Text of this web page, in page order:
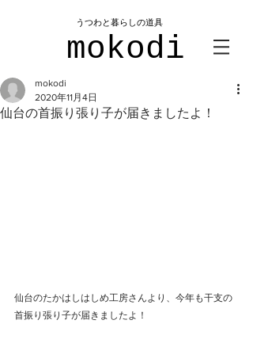
mokodi
​うつわと暮らしの道具
仙台の首振り張り子が届きましたよ！
mokodi
2020年11月4日
仙台のたかはしはしめ工房さんより、今年も干支の
首振り張り子が届きましたよ！